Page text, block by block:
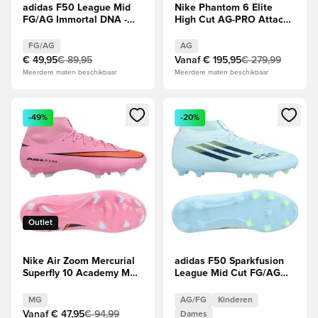
adidas F50 League Mid
FG/AG Immortal DNA -
FG/AG
€ 49,95€ 89,95
Meerdere maten beschikbaar
Nike Phantom 6 Elite
High Cut AG-PRO Attack -
AG
Vanaf € 195,95€ 279,99
Meerdere maten beschikbaar
Opent een venster om in te loggen of je aan te melden als
Outlet
-49%
Nike Air Zoom Mercurial
Superfly 10 Academy MG
flamingo/Zwart/Oranje
MG
Vanaf € 47,95€ 94,99
Opent een venster om in te
-20%
adidas F50 Sparkfusion
League Mid Cut FG/AG
Almond Blue/Dune
Pearl/Geel Dames
AG/FG
Kinderen
Dames